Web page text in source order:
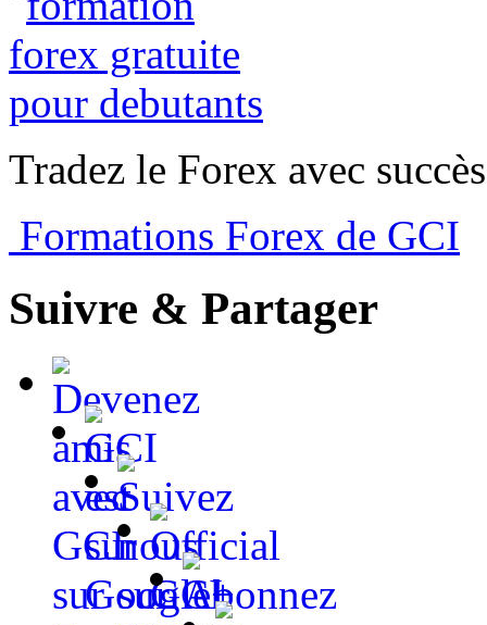
Tradez le Forex avec
Formations Forex de GCI
Suivre & Partager